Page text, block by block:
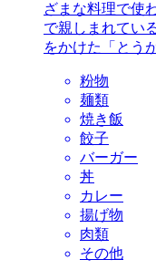
ざまな料理で使
で親しまれてい
をかけた「とう
粉物
麺類
焼き飯
餃子
バーガー
丼
カレー
揚げ物
肉類
その他